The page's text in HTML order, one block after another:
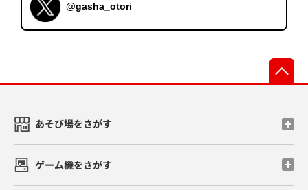
@gasha_otori
あそび場をさがす
ゲーム機をさがす